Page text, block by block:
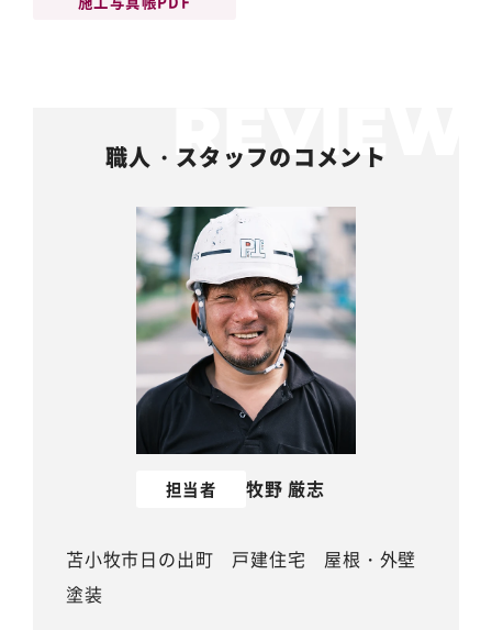
職人・スタッフのコメント
担当者 牧野 厳志
苫小牧市日の出町 戸建住宅 屋根・外壁
塗装